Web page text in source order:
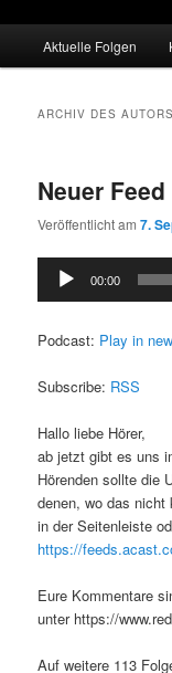
Aktuelle Folgen
ARCHIV DES
Neuer Feed
Veröffentlicht am7.
Audio-
Player
00:00
Podcast: Play in
Subscribe: RSS
Hallo liebe Hörer,
ab jetzt gibt es uns
Hörenden sollte die
denen, wo das
in der Seitenleiste
https://
Eure Kommentare
unter https://
Auf weitere 113